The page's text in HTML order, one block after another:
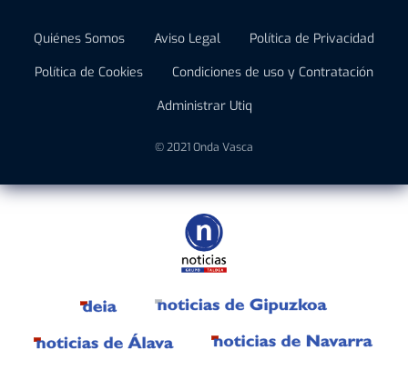
Quiénes Somos Aviso Legal
Política de Privacidad
Política de Cookies
Condiciones de uso y Contratación
Administrar Utiq
© 2021 Onda Vasca